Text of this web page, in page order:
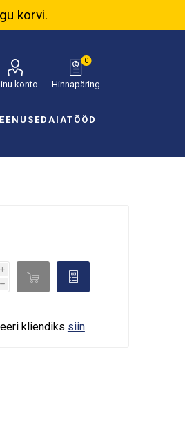
korvi.
konto Hinnapäring
0
AIATÖÖD
i
h
d 
kliendiks siin.